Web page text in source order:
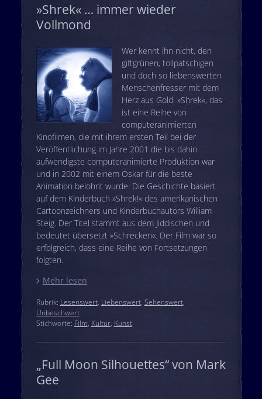
»Shrek« … immer wieder
Vollmond
Wer kennt ihn nicht, den
giftgrünen, tollpatschigen
und doch so liebenswerten
Menschenfresser mit dem
Herz aus Gold. »Shrek«, das
ist eine Reihe von
computeranimierten
Kinofilmen, die mit ihrem ersten Teil bei der
Veröffentlichung im Jahre 2001 die bis dahin
aufwendigste computeranimierte Produktion war
und in 2002 mit einem Oskar für die beste
Animation belohnt wurde. Die Geschichte basiert
auf dem Kinderbuch »Shrek!« des amerikanischen
Cartoonzeichners und Kinderbuchautors William
Steig. Der Titel stammt aus dem Jiddischen und
bedeutet übersetzt »Schrecken«. Der Film war so
erfolgreich, dass eine Reihe von Fortsetzungen
folgten.
Mehr lesen
Rubrik: Lesenswert, Liebenswert, Sehenswert,
Unbeschwert
Stichworte: Film, Kultur, Kunst
„Full Moon Silhouettes“ von Mark
Gee